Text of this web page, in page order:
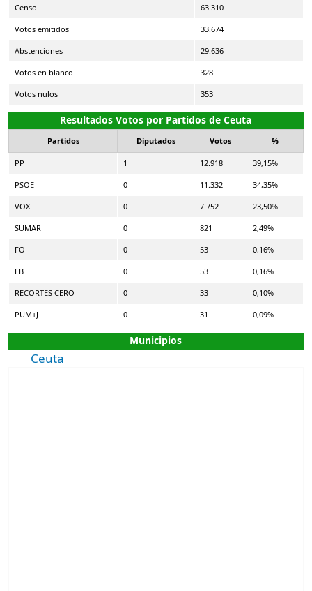
Censo 63.310
Votos emitidos 33.674
Abstenciones 29.636
Votos en blanco 328
Votos nulos 353
Resultados Votos por Partidos de Ceuta
Partidos Diputados Votos %
PP 1 12.918 39,15%
PSOE 0 11.332 34,35%
VOX 0 7.752 23,50%
SUMAR 0 821 2,49%
FO 0 53 0,16%
LB 0 53 0,16%
RECORTES CERO 0 33 0,10%
PUM+J 0 31 0,09%
Municipios
Ceuta